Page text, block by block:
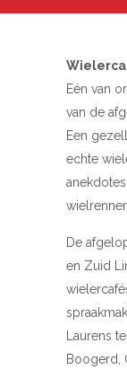
Eén van
van de
Een
echte
De
en Zuid
Laurens
Boogerd,